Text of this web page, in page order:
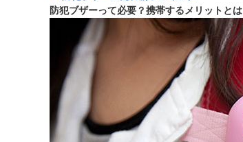
防犯ブザーって必要？携帯するメリットとは